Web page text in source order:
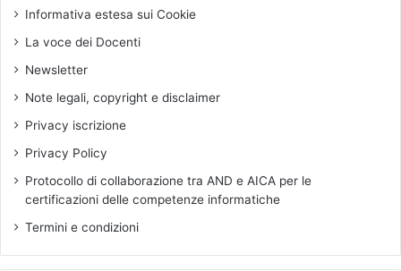
i
o
e
s
c
i
Informativa estesa sui Cookie
La voce dei Docenti
Newsletter
Note legali, copyright e disclaimer
Privacy iscrizione
Privacy Policy
Protocollo di collaborazione tra AND e AICA per le
certificazioni delle competenze informatiche
Termini e condizioni